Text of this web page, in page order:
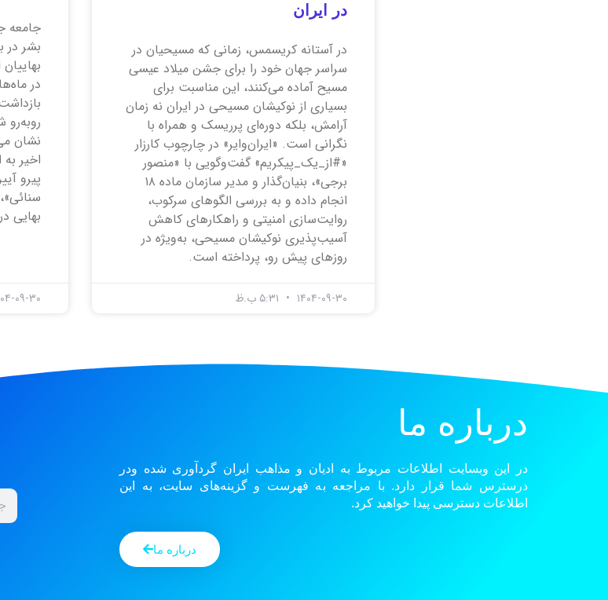
در ایران
در آستانه کریسمس، زمانی که مسیحیان در
سراسر جهان خود را برای جشن میلاد عیسی
مسیح آماده می‌کنند، این مناسبت برای
بسیاری از نوکیشان مسیحی در ایران نه زمان
آرامش، بلکه دوره‌ای پرریسک و همراه با
نگرانی است. «ایران‌وایر» در چارچوب کارزار
«#از_یک_پیکریم» گفت‌وگویی با «منصور
برجی»، بنیان‌گذار و مدیر سازمان ماده ۱۸
انجام داده و به بررسی الگوهای سرکوب،
روایت‌سازی امنیتی و راهکارهای کاهش
آسیب‌پذیری نوکیشان مسیحی، به‌ویژه در
روزهای پیش رو، پرداخته است.
۱۴۰۴-۰۹-۳۰
جامعه
بشر در
در
روبه‌رو
نشان
اخیر
پیرو
بهایی
۱۴۰۴-
درباره ما
در این وبسایت اطلاعات مربوط به ادیان و مذاهب ایران گردآوری شده ودر
درسترس شما قرار دارد. با مراجعه به فهرست و گزینه‌های سایت، به این
اطلاعات دسترسی پیدا خواهید کرد.
درباره ما